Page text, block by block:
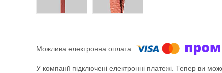
У компанії підключені електронні платежі. Тепер ви